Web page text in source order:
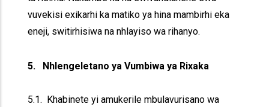
vuvekisi exikarhi ka matiko ya hina mambirhi eka
eneji, switirhisiwa na nhlayiso wa rihanyo.
5. Nhlengeletano ya Vumbiwa ya Rixaka
5.1. Khabinete yi amukerile mbulavurisano wa